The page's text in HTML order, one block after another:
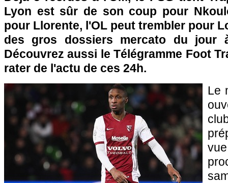
Lyon est sûr de son coup pour
pour Llorente, l'OL peut trembler pour
des gros dossiers mercato du jour
Découvrez aussi le Télégramme Foot
rater de l'actu de ces 24h.
Le